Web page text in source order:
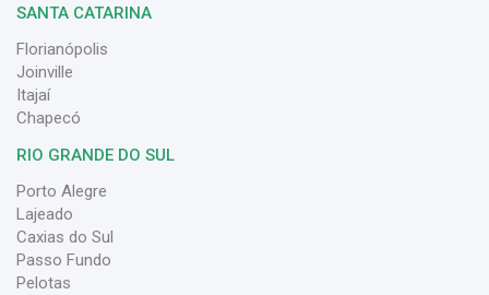
SANTA CATARINA
Florianópolis
Joinville
Itajaí
Chapecó
RIO GRANDE DO SUL
Porto Alegre
Lajeado
Caxias do Sul
Passo Fundo
Pelotas